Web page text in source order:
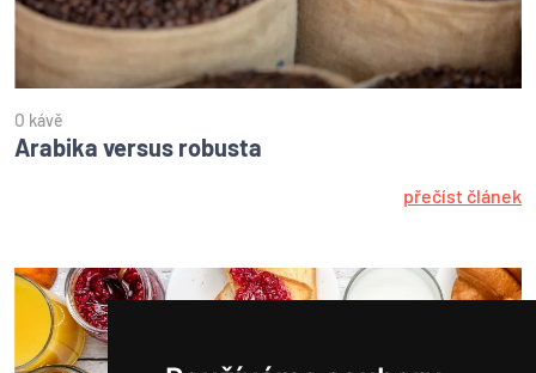
O kávě
Arabika versus robusta
přečíst článek